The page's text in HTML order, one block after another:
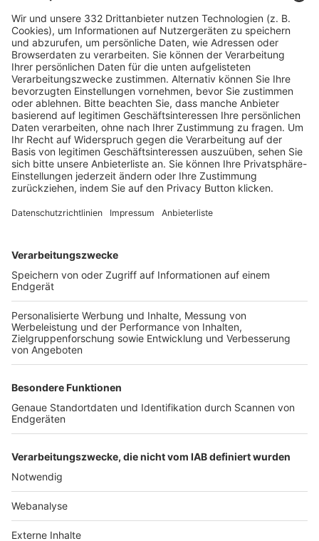
HÄUFIG BESUCHTE SEITEN
Pässe und Vereinswechsel
Trainerausbildung
Schulungsangebot Vereinsmitarbeiter
BFV-Geschäftsstellen
Trainerbörse
Login SpielPlus
FOLGE DEM BFV
TOP-VEREINE
TOP-PARTNER
Nutzungsbedingungen Datenschutz Impressum